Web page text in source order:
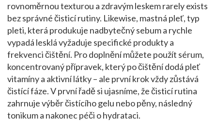
rovnoměrnou texturou a zdravým leskemrarely exists
bez správné čisticí rutiny. Likewise, mastná pleť,typ
pleti, která produkuje nadbytečný sebum a rychle
vypadá lesklávyžaduje specifické produkty a
frekvenci čištění. Pro doplnění můžete použít sérum,
koncentrovaný přípravek, který po čištění dodá pleť
vitamíny a aktivní látky– ale první krok vždy zůstává
čistící fáze. V první řadě si ujasníme, že čisticí rutina
zahrnuje výběr čistícího gelu nebo pěny, následný
tonikum a nakonec péči o hydrataci.